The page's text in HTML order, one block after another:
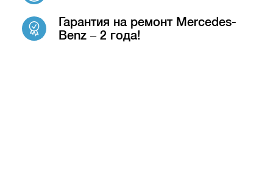
Гарантия на ремонт Mercedes-
Benz – 2 года!